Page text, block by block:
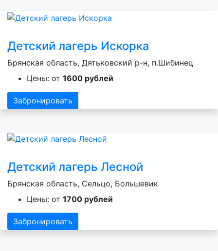
Детский лагерь Искорка
Брянская область, Дятьковский р-н, п.Шибинец
Цены: от 1600 рублей
Забронировать
Детский лагерь Лесной
Брянская область, Сельцо, Большевик
Цены: от 1700 рублей
Забронировать